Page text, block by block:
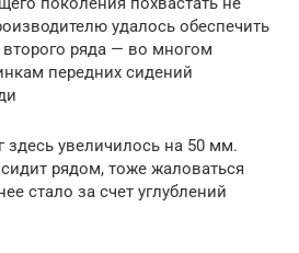
удалось обеспечить
ряда — во многом
передних сидений
здесь увеличилось на 50 мм.
рядом, тоже жаловаться
стало за счет углублений